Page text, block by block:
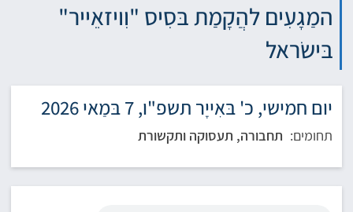
המַגָעִים להֲקָמַת בּסִיס "וִויזאֵייר"
בּישׂראל
יום חמישי, כ' בּאִייָר תשפ"ו, 7 בּמַאי 2026
תחומים: תחבורה, תעסוקה ותקשורת